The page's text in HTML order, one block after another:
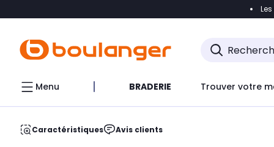
Accéder
Menu BRADERIE Trouver votre
Caractéristiques Avis clients